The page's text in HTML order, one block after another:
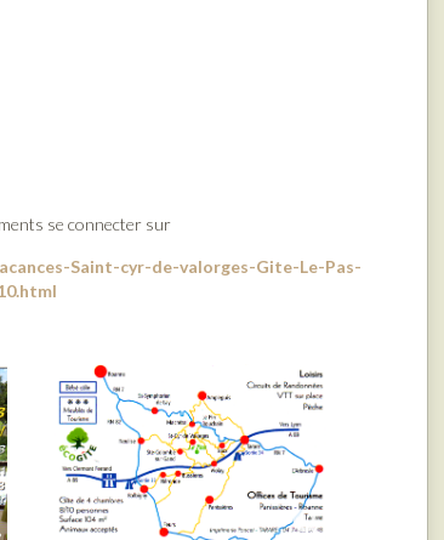
se connecter sur
Saint-cyr-de-valorges-Gite-Le-Pas-